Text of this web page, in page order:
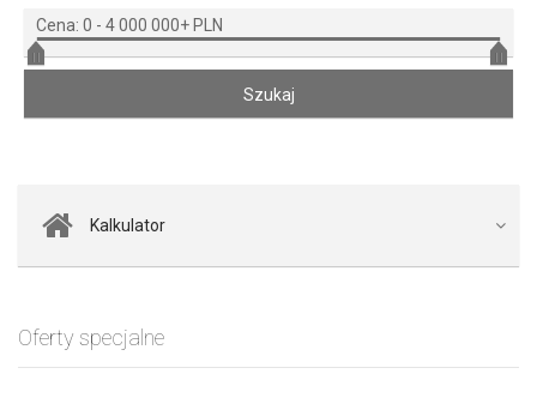
Cena: 0 - 4 000 000+ PLN
Kalkulator
Oferty specjalne